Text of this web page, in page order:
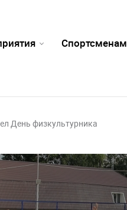
Спортсменам
День физкультурника